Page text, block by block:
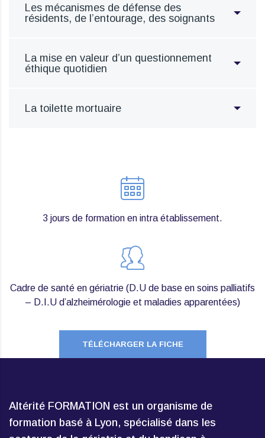
Les mécanismes de défense des
résidents, de l’entourage, des soignants
La mise en valeur d’un questionnement
éthique quotidien
La toilette mortuaire
3 jours de formation en intra établissement.
Cadre de santé en gériatrie (D.U de base en soins palliatifs
– D.I.U d’alzheimérologie et maladies apparentées)
TÉLÉCHARGER LA FICHE
Altérité FORMATION est un organisme de
formation basé à Lyon, spécialisé dans les